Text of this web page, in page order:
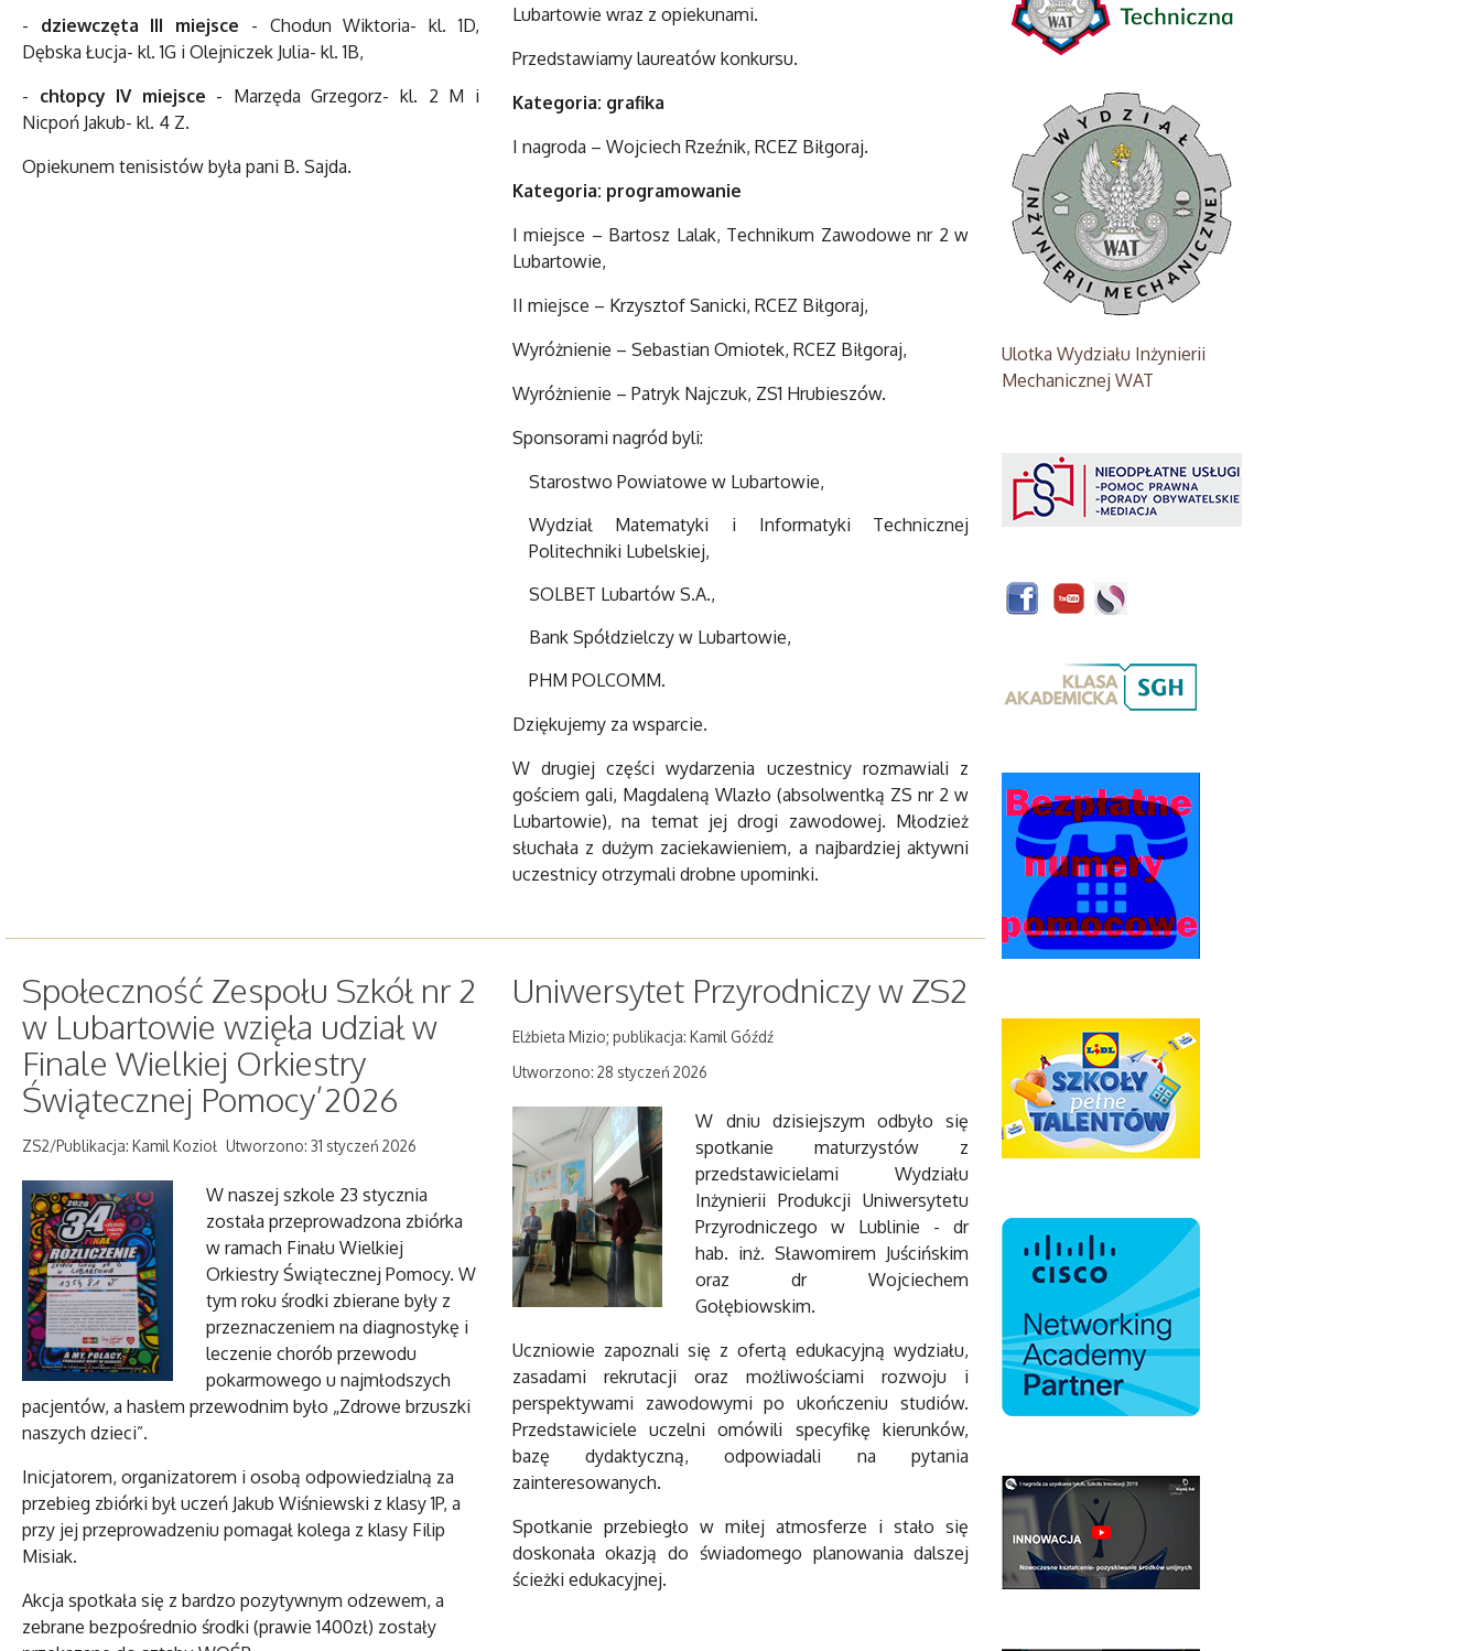
- dziewczęta III miejsce - Chodun Wiktoria- kl. 1D,
Dębska Łucja- kl. 1G i Olejniczek Julia- kl. 1B,
- chłopcy IV miejsce - Marzęda Grzegorz- kl. 2 M i
Nicpoń Jakub- kl. 4 Z.
Opiekunem tenisistów była pani B. Sajda.
Lubartowie wraz z opiekunami.
Przedstawiamy laureatów konkursu.
Kategoria: grafika
I nagroda – Wojciech Rzeźnik, RCEZ Biłgoraj.
Kategoria: programowanie
I miejsce – Bartosz Lalak, Technikum Zawodowe nr 2 w
Lubartowie,
II miejsce – Krzysztof Sanicki, RCEZ Biłgoraj,
Wyróżnienie – Sebastian Omiotek, RCEZ Biłgoraj,
Wyróżnienie – Patryk Najczuk, ZS1 Hrubieszów.
Sponsorami nagród byli:
Starostwo Powiatowe w Lubartowie,
Wydział Matematyki i Informatyki Technicznej
Politechniki Lubelskiej,
SOLBET Lubartów S.A.,
Bank Spółdzielczy w Lubartowie,
PHM POLCOMM.
Dziękujemy za wsparcie.
W drugiej części wydarzenia uczestnicy rozmawiali z
gościem gali, Magdaleną Wlazło (absolwentką ZS nr 2 w
Lubartowie), na temat jej drogi zawodowej. Młodzież
słuchała z dużym zaciekawieniem, a najbardziej aktywni
uczestnicy otrzymali drobne upominki.
Społeczność Zespołu Szkół nr 2
w Lubartowie wzięła udział w
Finale Wielkiej Orkiestry
Świątecznej Pomocy’2026
ZS2/Publikacja: Kamil Kozioł Utworzono: 31 styczeń 2026
W naszej szkole 23 stycznia
została przeprowadzona zbiórka
w ramach Finału Wielkiej
Orkiestry Świątecznej Pomocy. W
tym roku środki zbierane były z
przeznaczeniem na diagnostykę i
leczenie chorób przewodu
pokarmowego u najmłodszych
pacjentów, a hasłem przewodnim było „Zdrowe brzuszki
naszych dzieci”.
Inicjatorem, organizatorem i osobą odpowiedzialną za
przebieg zbiórki był uczeń Jakub Wiśniewski z klasy 1P, a
przy jej przeprowadzeniu pomagał kolega z klasy Filip
Misiak.
Akcja spotkała się z bardzo pozytywnym odzewem, a
zebrane bezpośrednio środki (prawie 1400zł) zostały
Uniwersytet Przyrodniczy w ZS2
Elżbieta Mizio; publikacja: Kamil Góźdź
Utworzono: 28 styczeń 2026
W dniu dzisiejszym odbyło się
spotkanie maturzystów z
przedstawicielami Wydziału
Inżynierii Produkcji Uniwersytetu
Przyrodniczego w Lublinie - dr
hab. inż. Sławomirem Juścińskim
oraz dr Wojciechem
Gołębiowskim.
Uczniowie zapoznali się z ofertą edukacyjną wydziału,
zasadami rekrutacji oraz możliwościami rozwoju i
perspektywami zawodowymi po ukończeniu studiów.
Przedstawiciele uczelni omówili specyfikę kierunków,
bazę dydaktyczną, odpowiadali na pytania
zainteresowanych.
Spotkanie przebiegło w miłej atmosferze i stało się
doskonała okazją do świadomego planowania dalszej
ścieżki edukacyjnej.
Ulotka Wydziału Inżynierii
Mechanicznej WAT